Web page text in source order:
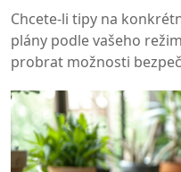
Chcete-li tipy na
plány podle vašeho
probrat možnosti